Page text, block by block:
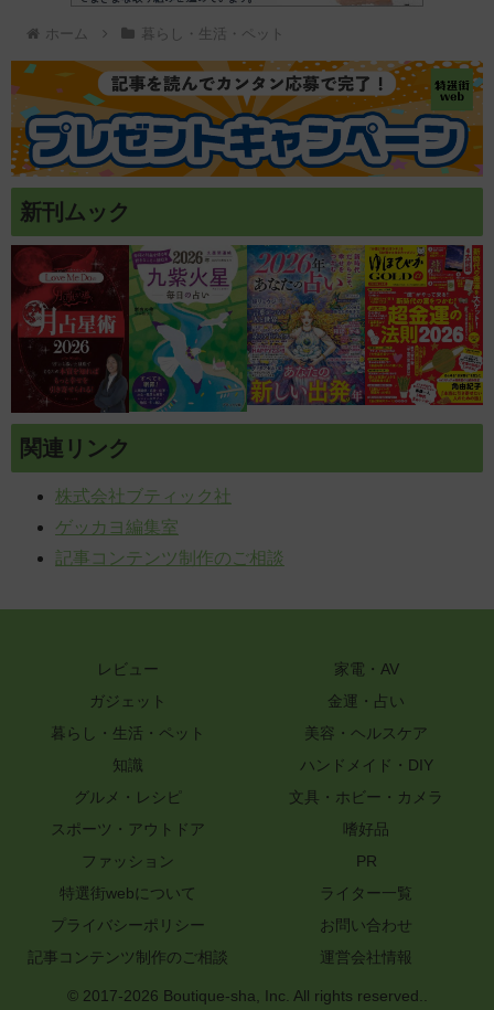
ホーム 暮らし・生活・ペット
新刊ムック
関連リンク
株式会社ブティック社
ゲッカヨ編集室
記事コンテンツ制作のご相談
レビュー
家電・AV
ガジェット
金運・占い
暮らし・生活・ペット
美容・ヘルスケア
知識
ハンドメイド・DIY
グルメ・レシピ
文具・ホビー・カメラ
スポーツ・アウトドア
嗜好品
ファッション
PR
特選街webについて
ライター一覧
プライバシーポリシー
お問い合わせ
記事コンテンツ制作のご相談
運営会社情報
© 2017-2026 Boutique-sha, Inc. All rights reserved..